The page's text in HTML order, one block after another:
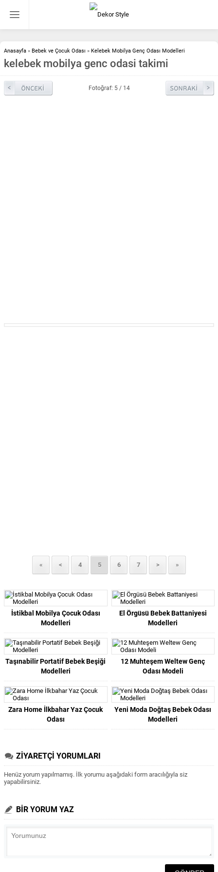
Anasayfa » Bebek ve Çocuk Odası » Kelebek Mobilya Genç Odası Modelleri
kelebek mobilya genc odasi takimi
Fotoğraf: 5 / 14
« < 4 5 6 7 > »
İstikbal Mobilya Çocuk Odası
Modelleri
El Örgüsü Bebek Battaniyesi
Modelleri
Taşınabilir Portatif Bebek Beşiği
Modelleri
12 Muhteşem Weltew Genç
Odası Modeli
Zara Home İlkbahar Yaz Çocuk
Odası
Yeni Moda Doğtaş Bebek Odası
Modelleri
ZİYARETÇİ YORUMLARI
Henüz yorum yapılmamış. İlk yorumu aşağıdaki form aracılığıyla siz
yapabilirsiniz.
BİR YORUM YAZ